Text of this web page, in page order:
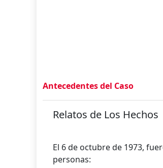
Antecedentes del Caso
Relatos de Los Hechos
El 6 de octubre de 1973,
personas: